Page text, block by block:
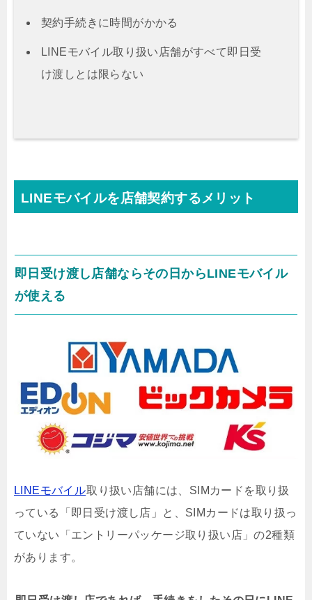
契約手続きに時間がかかる
LINEモバイル取り扱い店舗がすべて即日受
け渡しとは限らない
LINEモバイルを店舗契約するメリット
即日受け渡し店舗ならその日からLINEモバイル
が使える
LINEモバイル取り扱い店舗には、SIMカードを取り扱
っている「即日受け渡し店」と、SIMカードは取り扱っ
ていない「エントリーパッケージ取り扱い店」の2種類
があります。